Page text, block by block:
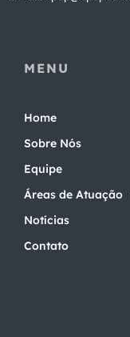
MENU
Home
Sobre Nós
Equipe
Áreas de Atuação
Notícias
Contato